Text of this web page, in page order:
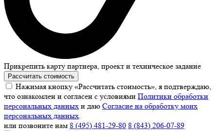
Прикрепить карту партнера, проект и техническое задание
Рассчитать стоимость
Нажимая кнопку «Рассчитать стоимость», я подтверждаю,
что ознакомлен и согласен с условиями Политики обработки
персональных данных и даю Согласие на обработку моих
персональных данных.
или позвоните нам 8 (495) 481-29-80 8 (843) 206-07-89